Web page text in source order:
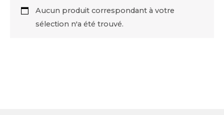
Aucun produit correspondant à votre
sélection n'a été trouvé.